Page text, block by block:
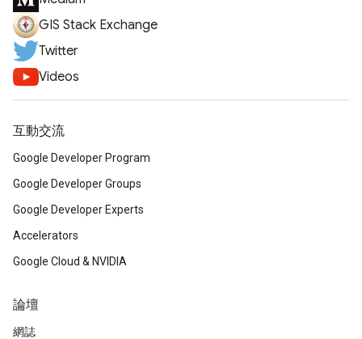
GIS Stack Exchange
Twitter
Videos
互動交流
Google Developer Program
Google Developer Groups
Google Developer Experts
Accelerators
Google Cloud & NVIDIA
論壇
網誌